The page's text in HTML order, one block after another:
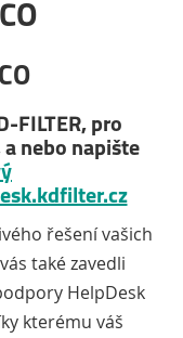
FILTER, pro
nebo napište
řešení vašich
také zavedli
HelpDesk
kterému váš